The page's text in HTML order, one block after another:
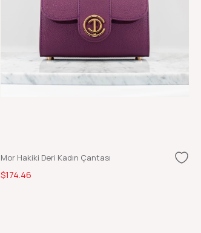
Mor Hakiki Deri Kadın Çantası
$174.46